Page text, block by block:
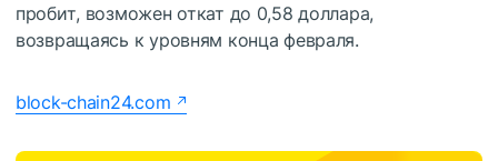
пробит, возможен откат до 0,58 доллара,
возвращаясь к уровням конца февраля.
block-chain24.com